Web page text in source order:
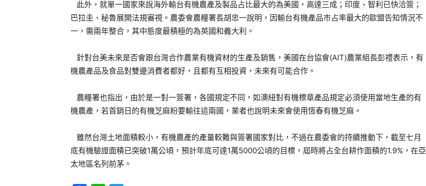
此外，就單一國家來說海外輸台有機農產及製品占比最大的為美國，高達三成；印度、智利已快洽簽；
巴拉圭、秘魯展開法規審視。農委會農糧署長胡忠一說明，因輸台有機產品市占率最大的歐盟告知情況不
一，需兩年整合，其中態度最積極的為英國和義大利。
針對台美未來是否會跟台灣合作農業有機資材的生產及銷售，美國在台協會(AIT)農業組長彭禮表示，有
機農產品及食品對雙邊消費者都好，且都有互相投資，未來有可能合作。
農糧署也指出，由於是一對一簽署，各國規定不同，如澳紐對有機標章產品規定必須使用當地生產的有
機農產，若首銷日的有機芝麻粉要輸往這兩國，業者也說明未來會使用恆春有機芝麻。
雖然台灣土地面積較小，有機農產的產量較難與簽署國家對比，不過在農委會的持續推動下，截至七月
底有機驗證面積已突破1萬公頃，預計年底可達1萬5000公頃的目標，屆時將占全台耕作面積的1.9%，在亞
太地區名列前茅。